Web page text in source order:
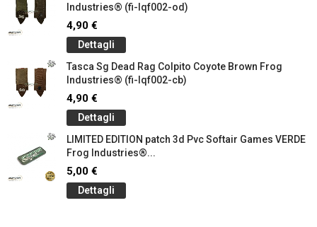
Industries® (fi-lqf002-od)
4,90 €
Dettagli
Tasca Sg Dead Rag Colpito Coyote Brown Frog
Industries® (fi-lqf002-cb)
4,90 €
Dettagli
LIMITED EDITION patch 3d Pvc Softair Games VERDE
Frog Industries®...
5,00 €
Dettagli